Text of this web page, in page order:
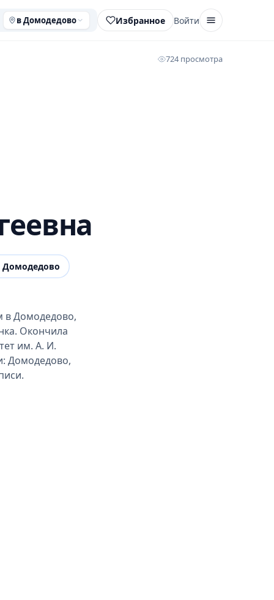
в Домодедово Избранное Войти
724 просмотра
в Домодедово,
Окончила
им. А. И.
Домодедово,